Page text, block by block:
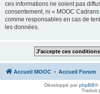
ces informations ne soient pas
consentement, ni « MOOC
comme responsables en cas de
les données.
Accueil MOOC Accueil Forum
Développé parphpBB®
Traduit